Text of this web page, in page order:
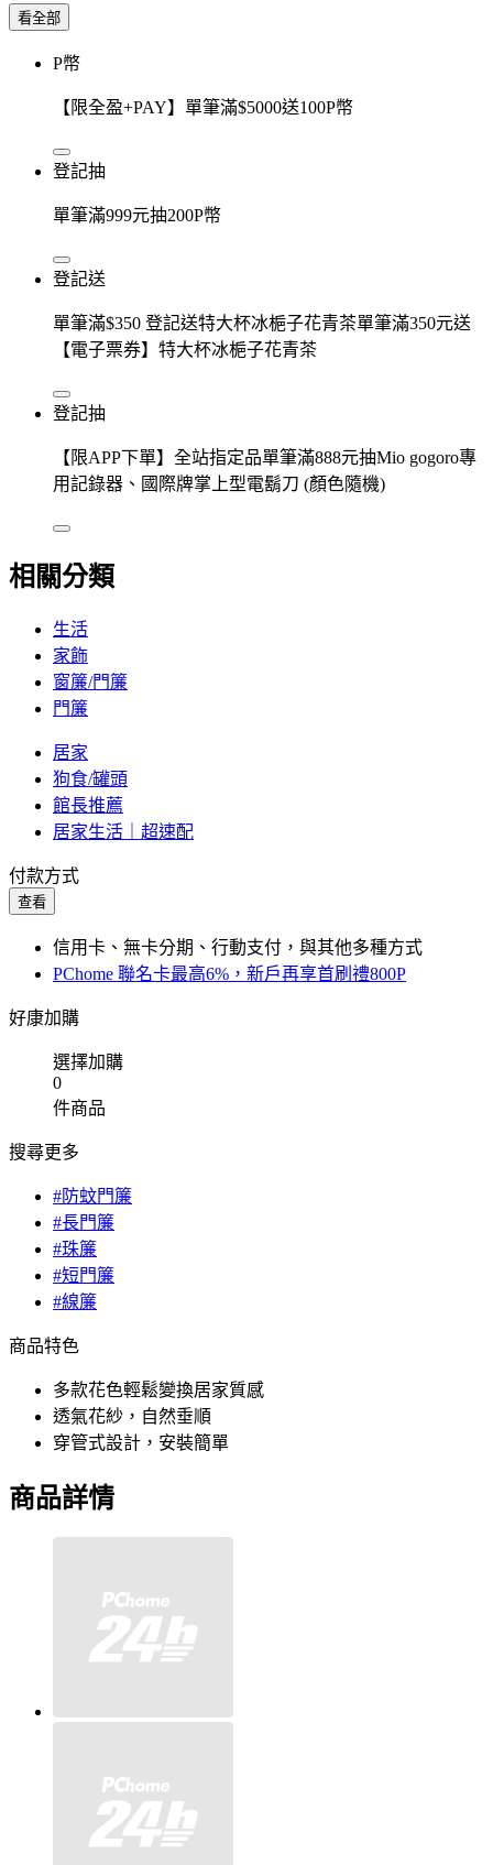
看全部
P幣
【限全盈+PAY】單筆滿$5000送100P幣
登記抽
單筆滿999元抽200P幣
登記送
單筆滿$350 登記送特大杯冰梔子花青茶單筆滿350元送
【電子票券】特大杯冰梔子花青茶
登記抽
【限APP下單】全站指定品單筆滿888元抽Mio gogoro專
用記錄器、國際牌掌上型電鬍刀 (顏色隨機)
相關分類
生活
家飾
窗簾/門簾
門簾
居家
狗食/罐頭
館長推薦
居家生活｜超速配
付款方式
查看
信用卡、無卡分期、行動支付，與其他多種方式
PChome 聯名卡最高6%，新戶再享首刷禮800P
好康加購
選擇加購
0
件商品
搜尋更多
#防蚊門簾
#長門簾
#珠簾
#短門簾
#線簾
商品特色
多款花色輕鬆變換居家質感
透氣花紗，自然垂順
穿管式設計，安裝簡單
商品詳情